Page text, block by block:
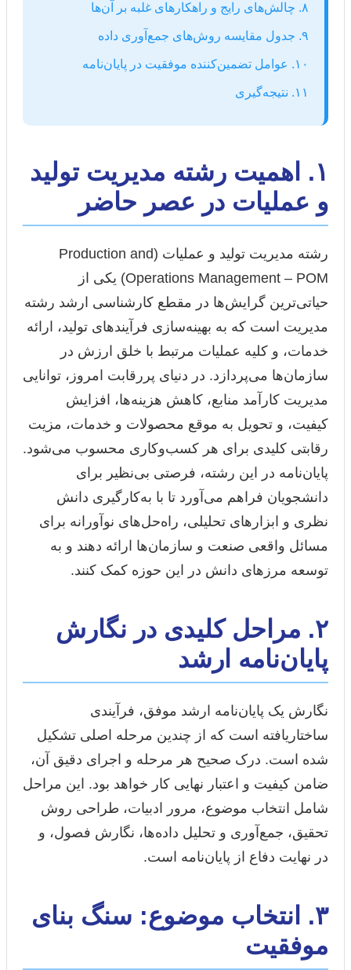
۸. چالش‌های رایج و راهکارهای غلبه بر آن‌ها
۹. جدول مقایسه روش‌های جمع‌آوری داده
۱۰. عوامل تضمین‌کننده موفقیت در پایان‌نامه
۱۱. نتیجه‌گیری
۱. اهمیت رشته مدیریت تولید
و عملیات در عصر حاضر
رشته مدیریت تولید و عملیات (Production and
Operations Management – POM) یکی از
حیاتی‌ترین گرایش‌ها در مقطع کارشناسی ارشد رشته
مدیریت است که به بهینه‌سازی فرآیندهای تولید، ارائه
خدمات، و کلیه عملیات مرتبط با خلق ارزش در
سازمان‌ها می‌پردازد. در دنیای پررقابت امروز، توانایی
مدیریت کارآمد منابع، کاهش هزینه‌ها، افزایش
کیفیت، و تحویل به موقع محصولات و خدمات، مزیت
رقابتی کلیدی برای هر کسب‌وکاری محسوب می‌شود.
پایان‌نامه در این رشته، فرصتی بی‌نظیر برای
دانشجویان فراهم می‌آورد تا با به‌کارگیری دانش
نظری و ابزارهای تحلیلی، راه‌حل‌های نوآورانه برای
مسائل واقعی صنعت و سازمان‌ها ارائه دهند و به
توسعه مرزهای دانش در این حوزه کمک کنند.
۲. مراحل کلیدی در نگارش
پایان‌نامه ارشد
نگارش یک پایان‌نامه ارشد موفق، فرآیندی
ساختاریافته است که از چندین مرحله اصلی تشکیل
شده است. درک صحیح هر مرحله و اجرای دقیق آن،
ضامن کیفیت و اعتبار نهایی کار خواهد بود. این مراحل
شامل انتخاب موضوع، مرور ادبیات، طراحی روش
تحقیق، جمع‌آوری و تحلیل داده‌ها، نگارش فصول، و
در نهایت دفاع از پایان‌نامه است.
۳. انتخاب موضوع: سنگ بنای
موفقیت